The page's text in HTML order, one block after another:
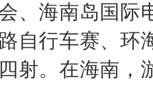
、海南岛国际
自行车赛、环
射。在海南，